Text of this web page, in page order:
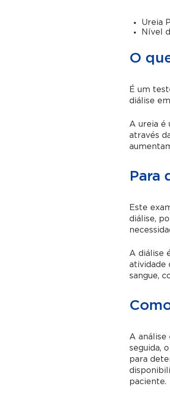
Ureia
Nível
O
É um
diálise
A ureia é
através
Para
Este
diálise,
A diálise
atividade
sangue,
A análise
seguida,
para
paciente.